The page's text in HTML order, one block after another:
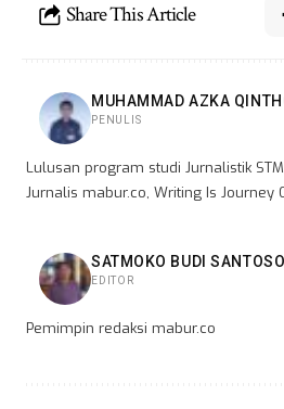
Share This Article
MUHAMMAD AZKA
PENULIS
Lulusan program studi Jurnalistik
Jurnalis mabur.co, Writing Is Journey
SATMOKO BUDI SANTOSO
EDITOR
Pemimpin redaksi mabur.co